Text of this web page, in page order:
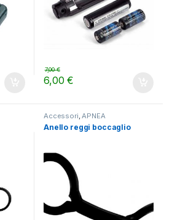
6,00€
7,00€
Accessori,APNEA
Anello reggi boccaglio